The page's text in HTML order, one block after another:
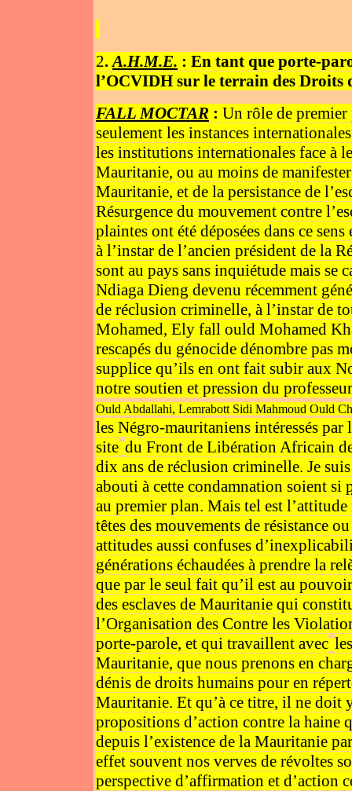
2.A.H.M.E. : En tant que porte-
l’OCVIDH sur le terrain des Droits
FALL MOCTAR : Un rôle de
seulement les instances
les institutions internationales face à
Mauritanie, ou au moins de
Mauritanie, et de la persistance de
Résurgence du mouvement contre
plaintes ont été déposées dans ce
à l’instar de l’ancien président de la
sont au pays sans inquiétude mais se
Ndiaga Dieng devenu récemment
de réclusion criminelle, à l’instar de
Mohamed, Ely fall ould Mohamed
rescapés du génocide dénombre pas
supplice qu’ils en ont fait subir aux
notre soutien et pression du
Ould Abdallahi, Lemrabott Sidi Mahmoud Ould
les Négro-mauritaniens intéressés
site du Front de Libération Africain
dix ans de réclusion criminelle. Je
abouti à cette condamnation soient si
au premier plan. Mais tel est
têtes des mouvements de résistance
attitudes aussi confuses
générations échaudées à prendre la
que par le seul fait qu’il est au
des esclaves de Mauritanie qui
l’Organisation des Contre les
porte-parole, et qui travaillent avec
Mauritanie, que nous prenons en
dénis de droits humains pour en
Mauritanie. Et qu’à ce titre, il ne doit
propositions d’action contre la haine
depuis l’existence de la Mauritanie
effet souvent nos verves de révoltes
perspective d’affirmation et d’action